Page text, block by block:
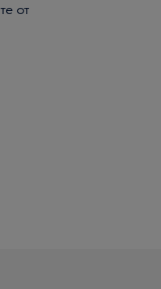
от